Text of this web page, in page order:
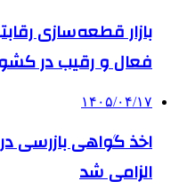
فعال و رقیب در
۱۴۰۵/۰۴/۱۷
اخذ گواهی بازرسی
الزامی شد